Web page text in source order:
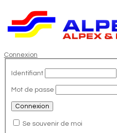
Connexion
Identifiant
Mot de passe
Se souvenir de moi